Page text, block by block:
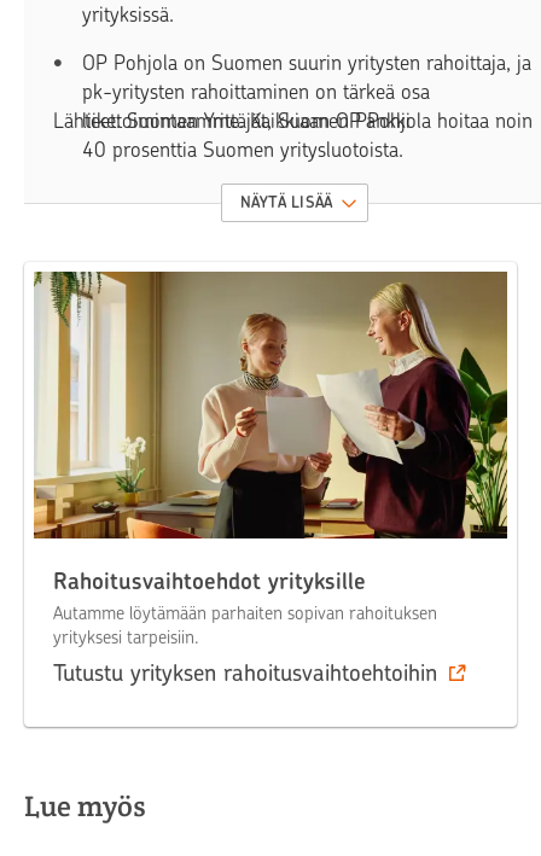
yrityksissä.
OP Pohjola on Suomen suurin yritysten rahoittaja, ja
pk-yritysten rahoittaminen on tärkeä osa
liiketoimintaamme. Kaikkiaan OP Pohjola hoitaa noin
40 prosenttia Suomen yritysluotoista.
Eri vaiheessa oleville yrityksille on tarjolla erilaisia
rahoitusjärjestelyjä. Parhaiten niistä pystyy
Lähteet: Suomen Yrittäjät, Suomen Pankki
NÄYTÄ LISÄÄ
Rahoitusvaihtoehdot yrityksille
Autamme löytämään parhaiten sopivan rahoituksen
yrityksesi tarpeisiin.
Tutustu yrityksen rahoitusvaihtoehtoihin
Lue myös